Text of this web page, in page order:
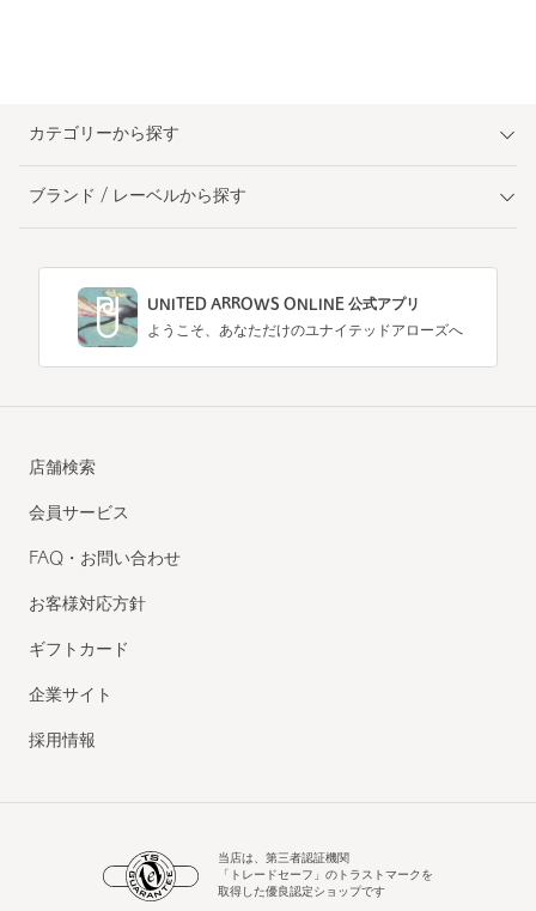
カテゴリーから探す
ブランド / レーベルから探す
UNITED ARROWS ONLINE 公式アプリ
ようこそ、あなただけのユナイテッドアローズへ
店舗検索
会員サービス
FAQ・お問い合わせ
お客様対応方針
ギフトカード
企業サイト
採用情報
当店は、第三者認証機関
「トレードセーフ」のトラストマークを
取得した優良認定ショップです